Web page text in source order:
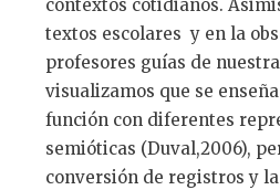
contextos cotidianos.
textos escolares y en la
profesores guías de
visualizamos que se
función con diferentes
semióticas (Duval,2006),
conversión de registros y